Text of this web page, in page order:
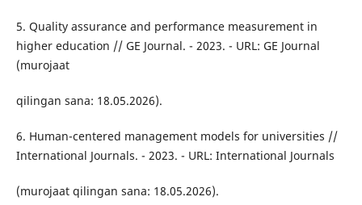
5. Quality assurance and performance measurement in
higher education // GE Journal. - 2023. - URL: GE Journal
(murojaat
qilingan sana: 18.05.2026).
6. Human-centered management models for universities //
International Journals. - 2023. - URL: International Journals
(murojaat qilingan sana: 18.05.2026).